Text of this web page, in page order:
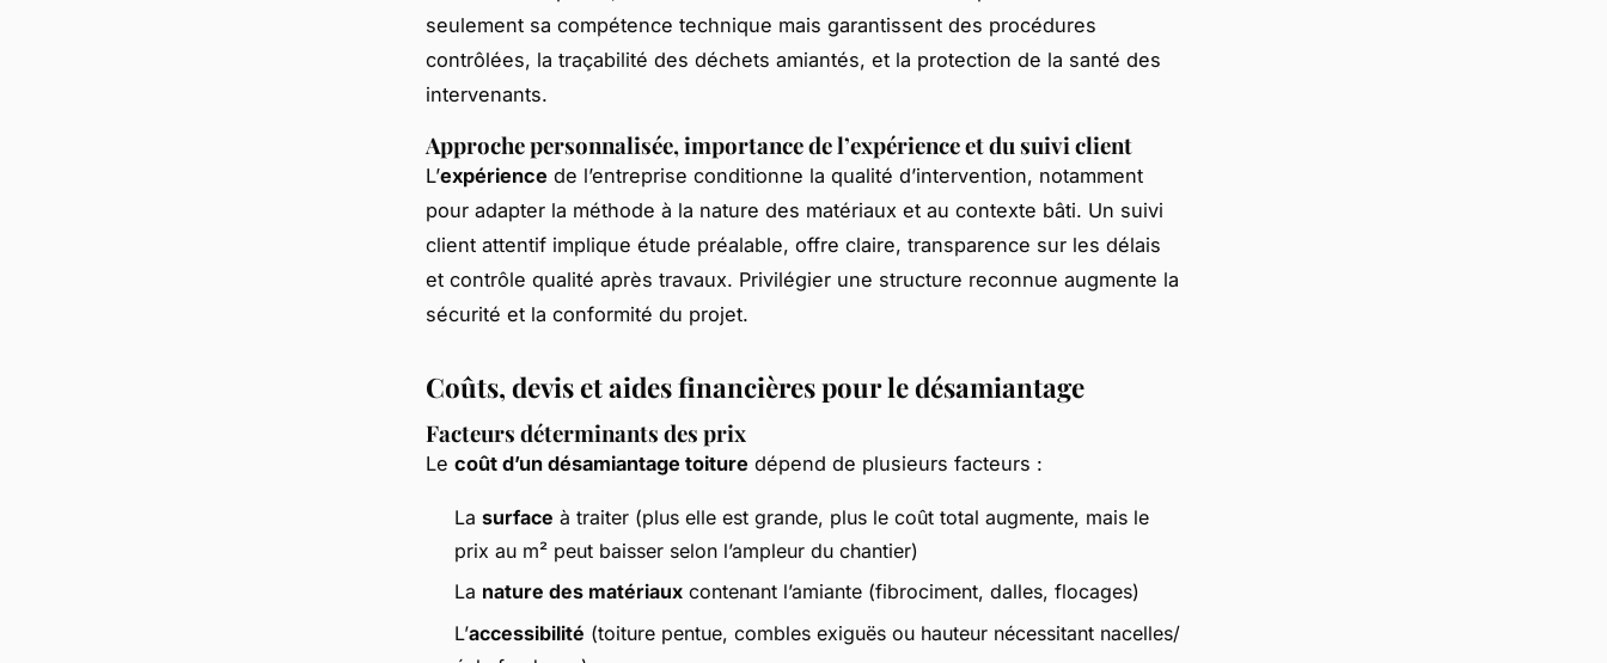
seulement sa compétence technique mais garantissent des procédures
contrôlées, la traçabilité des déchets amiantés, et la protection de la santé des
intervenants.
Approche personnalisée, importance de l’expérience et du suivi client
L’expérience de l’entreprise conditionne la qualité d’intervention, notamment
pour adapter la méthode à la nature des matériaux et au contexte bâti. Un suivi
client attentif implique étude préalable, offre claire, transparence sur les délais
et contrôle qualité après travaux. Privilégier une structure reconnue augmente la
sécurité et la conformité du projet.
Coûts, devis et aides financières pour le désamiantage
Facteurs déterminants des prix
Le coût d’un désamiantage toiture dépend de plusieurs facteurs :
La surface à traiter (plus elle est grande, plus le coût total augmente, mais le
prix au m² peut baisser selon l’ampleur du chantier)
La nature des matériaux contenant l’amiante (fibrociment, dalles, flocages)
L’accessibilité (toiture pentue, combles exiguës ou hauteur nécessitant nacelles/